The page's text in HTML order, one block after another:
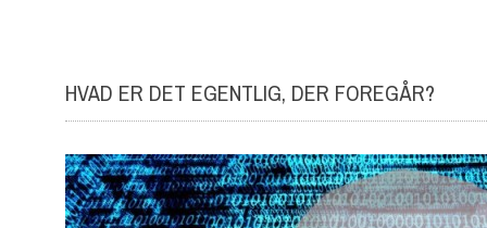
HVAD ER DET EGENTLIG, DER FOREGÅR?